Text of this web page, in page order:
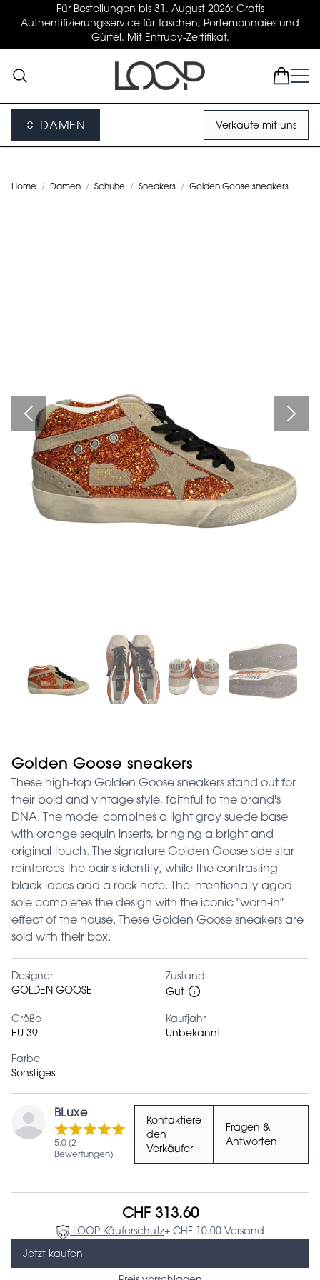
Für Bestellungen bis 31. August 2026: Gratis
Authentifizierungsservice für Taschen, Portemonnaies und
Gürtel. Mit Entrupy-Zertifikat.
DAMEN Verkaufe mit uns
Home / Damen / Schuhe / Sneakers / Golden Goose sneakers
Golden Goose sneakers
These high-top Golden Goose sneakers stand out for
their bold and vintage style, faithful to the brand's
DNA. The model combines a light gray suede base
with orange sequin inserts, bringing a bright and
original touch. The signature Golden Goose side star
reinforces the pair's identity, while the contrasting
black laces add a rock note. The intentionally aged
sole completes the design with the iconic "worn-in"
effect of the house. These Golden Goose sneakers are
sold with their box.
Designer
GOLDEN GOOSE
Zustand
Gut
Größe
EU 39
Kaufjahr
Unbekannt
Farbe
Sonstiges
BLuxe
5.0 (2
Bewertungen)
Kontaktiere
den
Verkäufer
Fragen &
Antworten
CHF 313.60
LOOP Käuferschutz+ CHF 10.00 Versand
Jetzt kaufen